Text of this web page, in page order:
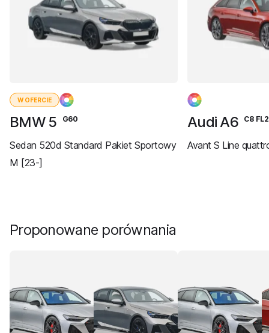
W OFERCIE
BMW 5 G60
Sedan 520d Standard Pakiet Sportowy
M [23-]
Audi A6 C8
Avant S Line
Proponowane porównania